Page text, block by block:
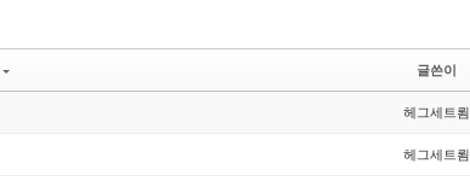
글쓴이
헤그세트룀
헤그세트룀